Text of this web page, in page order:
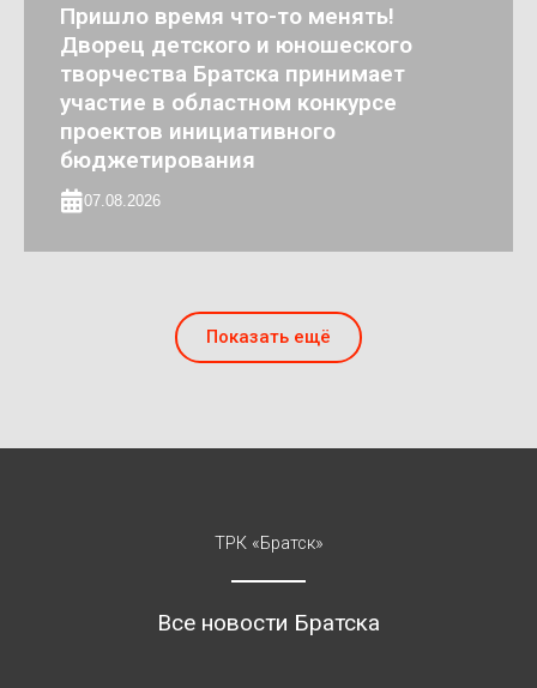
Пришло время что-то менять!
Дворец детского и юношеского
творчества Братска принимает
участие в областном конкурсе
проектов инициативного
бюджетирования
07.08.2026
Показать ещё
ТРК «Братск»
Все новости Братска